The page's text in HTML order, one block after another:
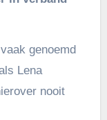
genoemd
Lena
nooit